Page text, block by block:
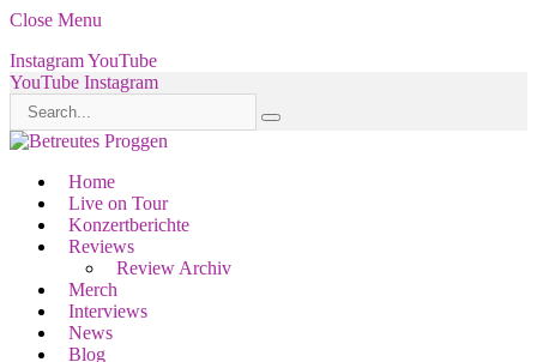
Close Menu
InstagramYouTube
YouTube Instagram
Home
Live on Tour
Konzertberichte
Reviews
Review Archiv
Merch
Interviews
News
Blog